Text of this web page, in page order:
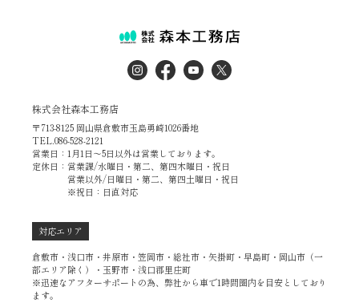
株式会社森本工務店
〒713-8125 岡山県倉敷市玉島勇崎1026番地
TEL.086-528-2121
営業日：1月1日～5日以外は営業しております。
定休日：営業課/水曜日・第二、第四木曜日・祝日
営業以外/日曜日・第二、第四土曜日・祝日
※祝日：日直対応
対応エリア
倉敷市・浅口市・井原市・笠岡市・総社市・矢掛町・早島町・岡山市（一
部エリア除く）・玉野市・浅口郡里庄町
※迅速なアフターサポートの為、弊社から車で1時間圏内を目安としており
ます。